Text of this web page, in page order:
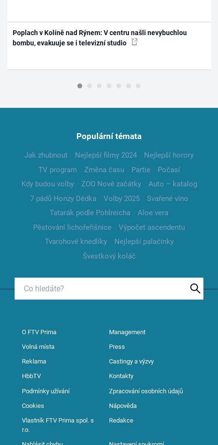
Poplach v Kolíně nad Rýnem: V centru našli nevybuchlou
bombu, evakuuje se i televizní studio
Populární témata
Jak zhubnout Nejlepší filmy 2024
Nejlepší horory
TV program
Změna času Partie
Počasí
Kdy budou volby
ZOO Nové začátky
Auto – katalog
7 pádů Honzy Dědka
Volby 2025
Svařené víno
Tatarák podle Pohlreicha
Aloe vera
Pěstování lichořeřišnice
Výpočet ascendentu
Tvarohové knedlíky
Nejlepší palačinky
Švestkový koláč
O FTV Prima Management
Volná místa Press
Reklama Castingy a výzvy
HbbTV Kontakty
Podmínky užívání Zpracování osobních údajů
Cookies Nápověda
Vlastník FTV Prima spol. s
r.o.
Redakce